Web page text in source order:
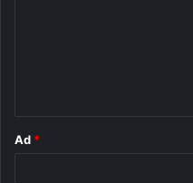
Ad *